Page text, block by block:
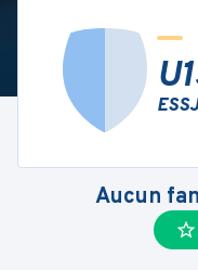
Aucun